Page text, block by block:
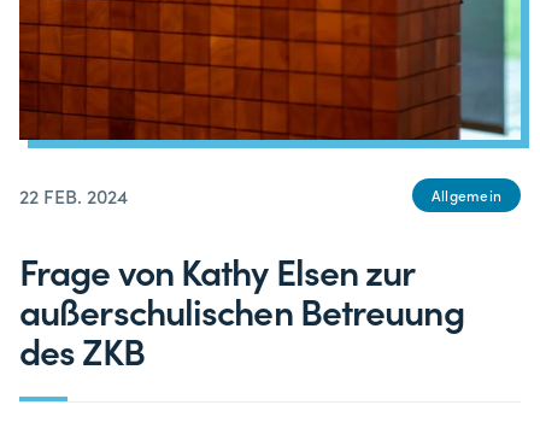
22 FEB. 2024 Allgemein
Frage von Kathy Elsen zur
außerschulischen Betreuung
des ZKB